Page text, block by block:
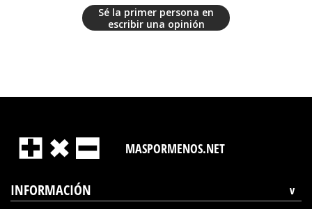
Sé la primer persona en
escribir una opinión
MASPORMENOS.NET
INFORMACIÓN